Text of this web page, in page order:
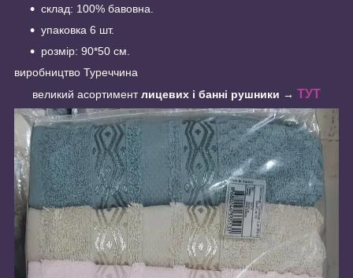
склад: 100% бавовна.
упаковка 6 шт.
розмір: 90*50 см.
виробництво Туреччина
великий асортиментлицевих і банні рушники → ТУТ